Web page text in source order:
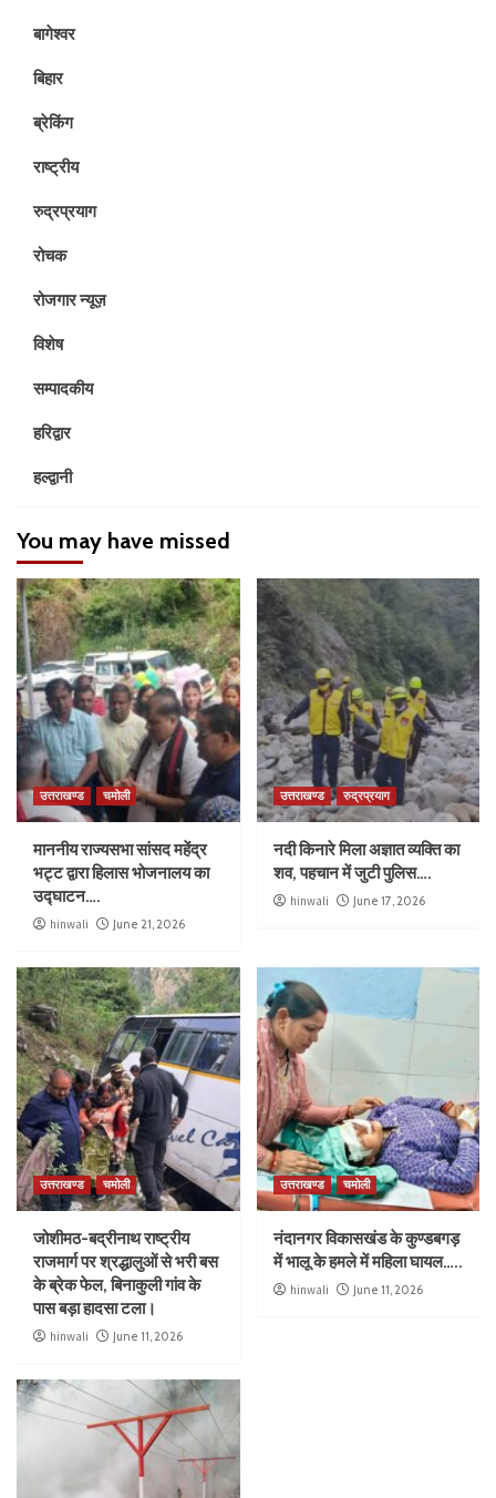
बागेश्वर
बिहार
ब्रेकिंग
राष्ट्रीय
रुद्रप्रयाग
रोचक
रोजगार न्यूज़
विशेष
सम्पादकीय
हरिद्वार
हल्द्वानी
You may have missed
उत्तराखण्ड चमोली
माननीय राज्यसभा सांसद महेंद्र
भट्ट द्वारा हिलास भोजनालय का
उद्घाटन….
hinwali June 21, 2026
उत्तराखण्ड रुद्रप्रयाग
नदी किनारे मिला अज्ञात व्यक्ति का
शव, पहचान में जुटी पुलिस….
hinwali June 17, 2026
उत्तराखण्ड चमोली
जोशीमठ-बद्रीनाथ राष्ट्रीय
राजमार्ग पर श्रद्धालुओं से भरी बस
के ब्रेक फेल, बिनाकुली गांव के
पास बड़ा हादसा टला।
hinwali June 11, 2026
उत्तराखण्ड चमोली
नंदानगर विकासखंड के कुण्डबगड़
में भालू के हमले में महिला घायल…..
hinwali June 11, 2026